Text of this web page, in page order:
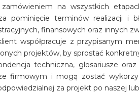
zamówieniem na wszystkich
pominięcie terminów realizacji i
finansowych oraz innych
współpracuje z przypisanym
projektów, by sprostać
techniczna, glosariusze
firmowym i mogą zostać
za projekt po naszej